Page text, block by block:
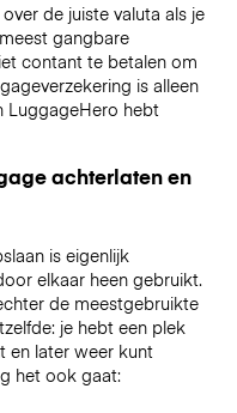
de juiste valuta als je
gangbare
contant te betalen om
is alleen
LuggageHero hebt
achterlaten en
is eigenlijk
elkaar heen gebruikt.
de meestgebruikte
je hebt een plek
en later weer kunt
het ook gaat: